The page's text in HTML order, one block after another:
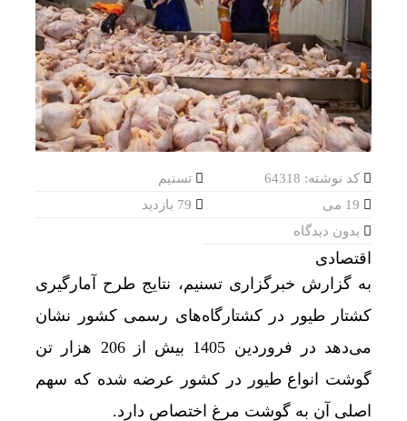
کد نوشته: 64318
تسنیم
بدون دیدگاه
اقتصادی
به گزارش خبرگزاری تسنیم، نتایج طرح آمارگیری
کشتار طیور در کشتارگاه‌های رسمی کشور نشان
می‌دهد در فروردین 1405 بیش از 206 هزار تن
گوشت انواع طیور در کشور عرضه شده که سهم
اصلی آن به گوشت مرغ اختصاص دارد.